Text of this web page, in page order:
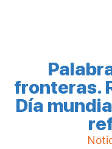
fronteras.
Día